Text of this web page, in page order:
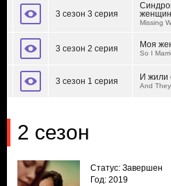
3 сезон 3 серия
Missing
3 сезон 2 серия Моя
So I
3 сезон 1 серия И жили
And
2 сезон
Статус: Завершен
Год: 2019